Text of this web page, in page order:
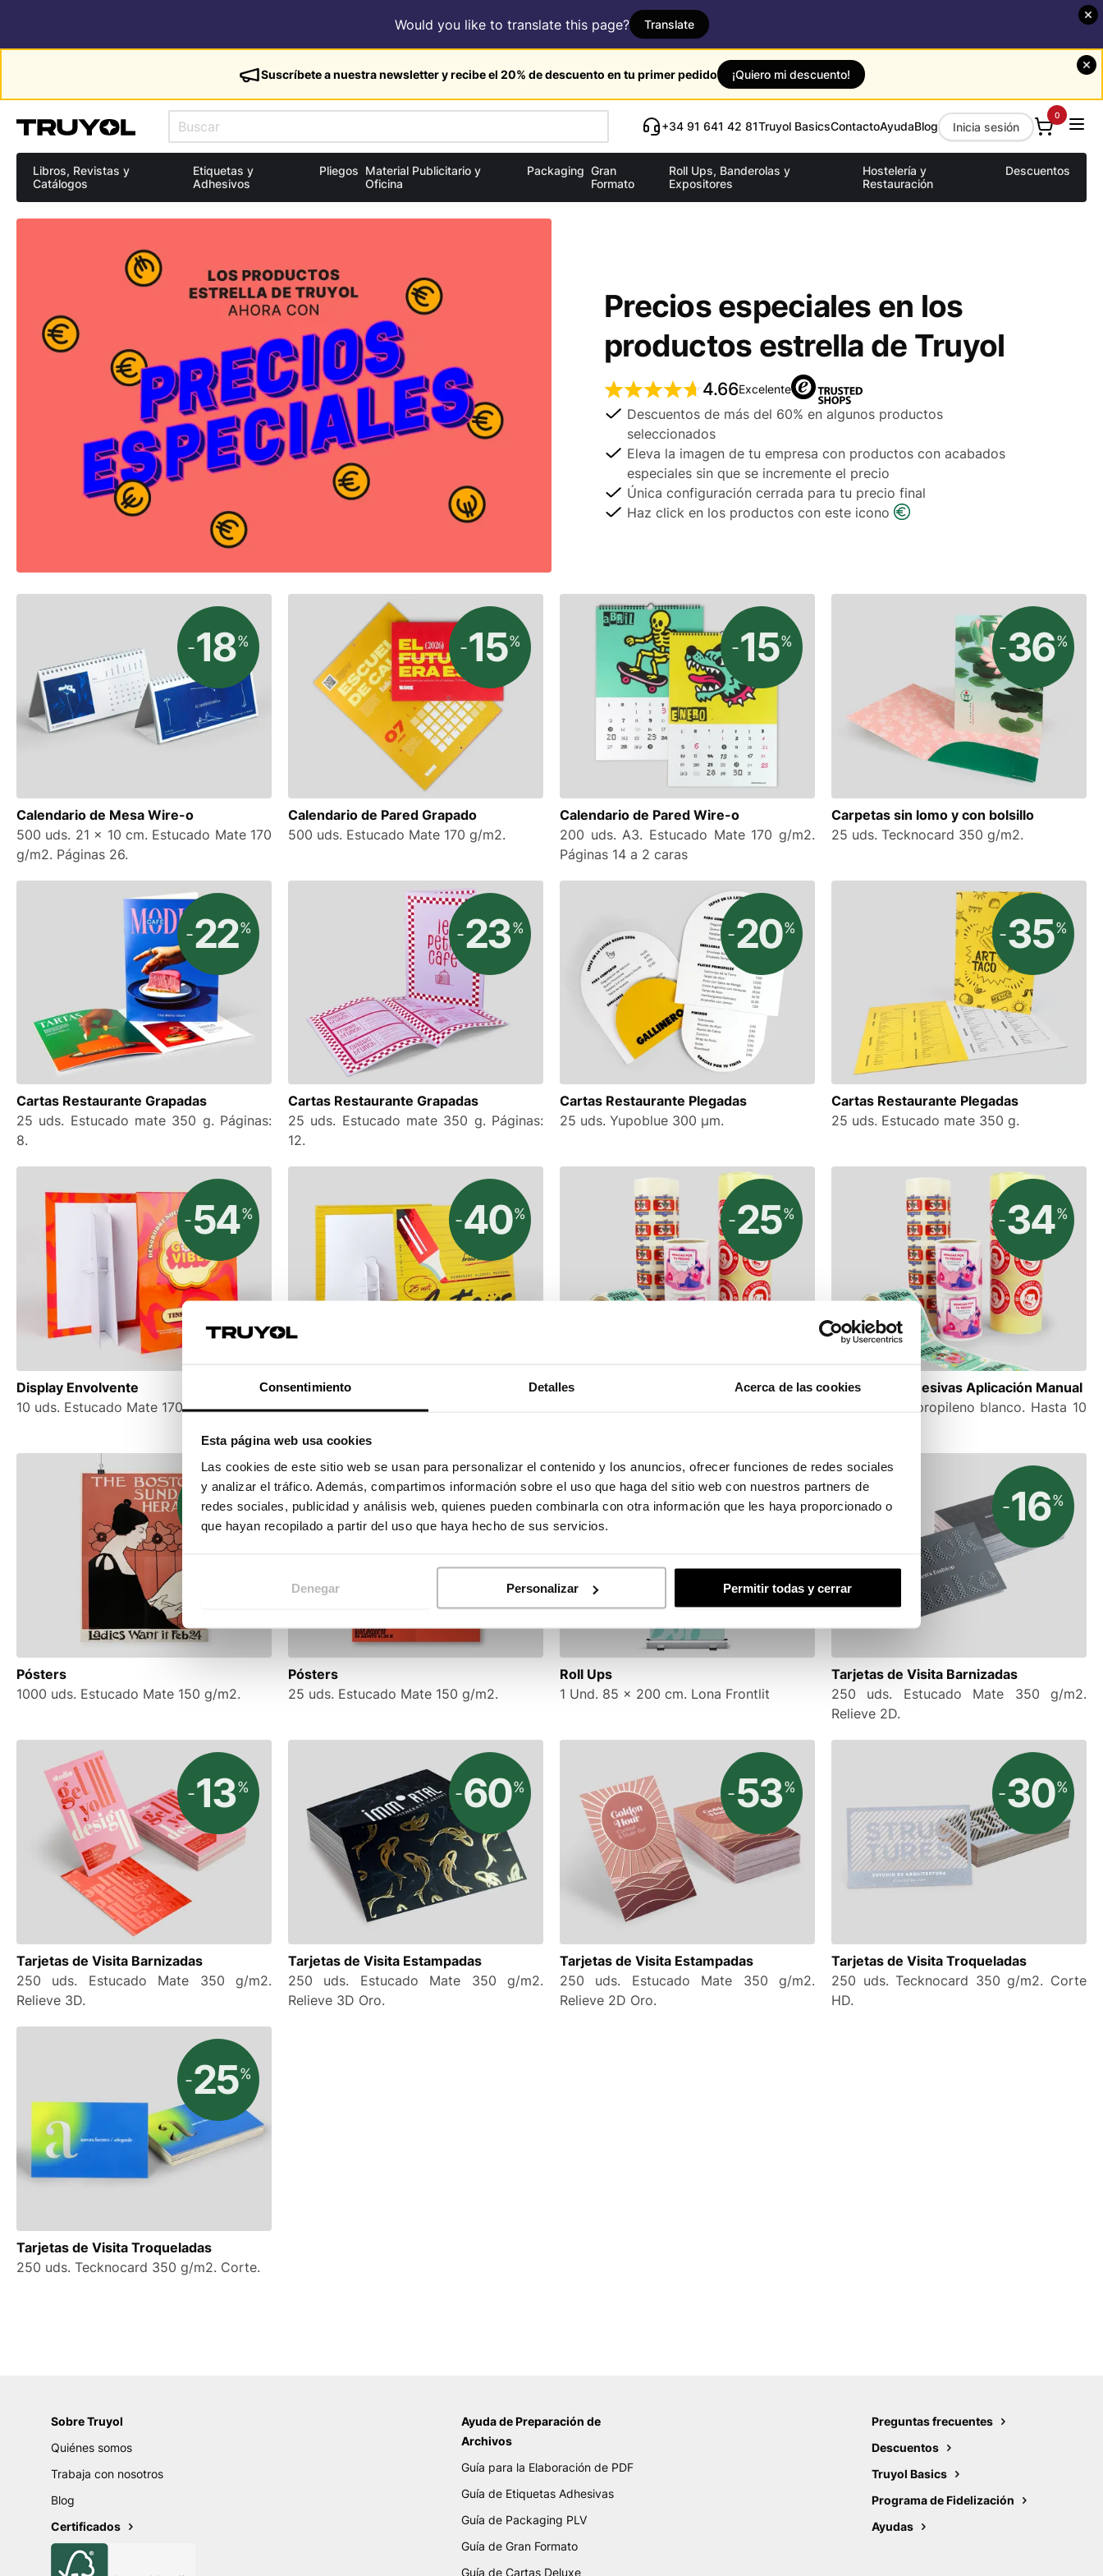
Consentimiento Detalles Acerca de las cookies
Esta página web usa cookies
Las cookies de este sitio web se usan para personalizar el contenido y los anuncios, ofrecer funciones de redes sociales
y analizar el tráfico. Además, compartimos información sobre el uso que haga del sitio web con nuestros partners de
redes sociales, publicidad y análisis web, quienes pueden combinarla con otra información que les haya proporcionado o
que hayan recopilado a partir del uso que haya hecho de sus servicios.
Denegar Personalizar Permitir todas y cerrar
Would you like to translate this page? Translate
Suscríbete a nuestra newsletter y recibe el 20% de descuento en tu primer pedido ¡Quiero mi descuento!
+34 91 641 42 81Truyol BasicsContactoAyudaBlog Inicia sesión
0
Libros, Revistas y
Catálogos
Etiquetas y
Adhesivos
Pliegos Material Publicitario y
Oficina
Packaging Gran
Formato
Roll Ups, Banderolas y
Expositores
Hostelería y
Restauración
Descuentos
Precios especiales en los
productos estrella de Truyol
4.66Excelente
Descuentos de más del 60% en algunos productos
seleccionados
Eleva la imagen de tu empresa con productos con acabados
especiales sin que se incremente el precio
Única configuración cerrada para tu precio final
Haz click en los productos con este icono
-18%
Calendario de Mesa Wire-o
500 uds. 21 x 10 cm. Estucado Mate 170
g/m2. Páginas 26.
-15%
Calendario de Pared Grapado
500 uds. Estucado Mate 170 g/m2.
-15%
Calendario de Pared Wire-o
200 uds. A3. Estucado Mate 170 g/m2.
Páginas 14 a 2 caras
-36%
Carpetas sin lomo y con bolsillo
25 uds. Tecknocard 350 g/m2.
-22%
Cartas Restaurante Grapadas
25 uds. Estucado mate 350 g. Páginas:
8.
-23%
Cartas Restaurante Grapadas
25 uds. Estucado mate 350 g. Páginas:
12.
-20%
Cartas Restaurante Plegadas
25 uds. Yupoblue 300 µm.
-35%
Cartas Restaurante Plegadas
25 uds. Estucado mate 350 g.
-54%
Display Envolvente
10 uds. Estucado Mate 170 g/m2.
-40%
Display Envolvente
10 uds. Estucado Mate 170 g/m2. Relieve
-25%
Etiquetas Adhesivas Aplicación Manual
-34%
Etiquetas Adhesivas Aplicación Manual
500 uds. Polipropileno blanco. Hasta 10
34%
Pósters
1000 uds. Estucado Mate 150 g/m2.
-30%
Pósters
25 uds. Estucado Mate 150 g/m2.
-10%
Roll Ups
1 Und. 85 x 200 cm. Lona Frontlit
-16%
Tarjetas de Visita Barnizadas
250 uds. Estucado Mate 350 g/m2.
Relieve 2D.
-13%
Tarjetas de Visita Barnizadas
250 uds. Estucado Mate 350 g/m2.
Relieve 3D.
-60%
Tarjetas de Visita Estampadas
250 uds. Estucado Mate 350 g/m2.
Relieve 3D Oro.
-53%
Tarjetas de Visita Estampadas
250 uds. Estucado Mate 350 g/m2.
Relieve 2D Oro.
-30%
Tarjetas de Visita Troqueladas
250 uds. Tecknocard 350 g/m2. Corte
HD.
-25%
Tarjetas de Visita Troqueladas
250 uds. Tecknocard 350 g/m2. Corte.
Sobre Truyol
Quiénes somos
Trabaja con nosotros
Blog
Certificados
Ayuda de Preparación de
Archivos
Guía para la Elaboración de PDF
Guía de Etiquetas Adhesivas
Guía de Packaging PLV
Guía de Gran Formato
Guía de Cartas Deluxe
Preguntas frecuentes
Descuentos
Truyol Basics
Programa de Fidelización
Ayudas